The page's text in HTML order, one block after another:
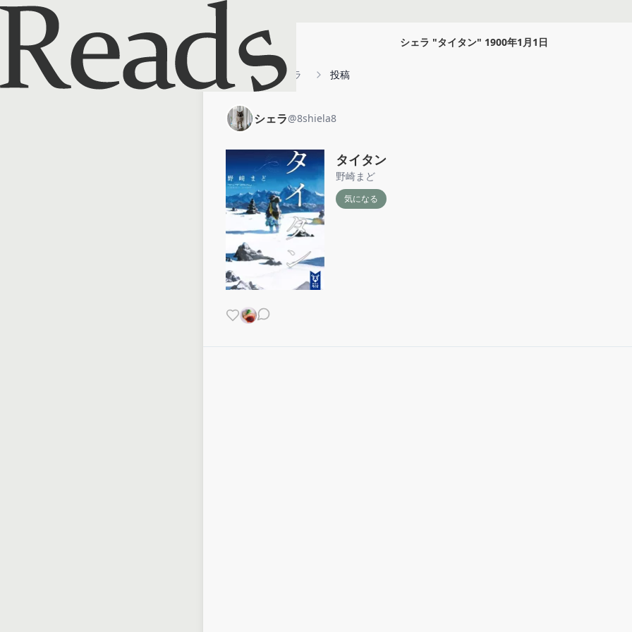
シェラ "タイタン" 1900年1月1日
シェラ 投稿
シェラ@8shiela8
タイタン
野崎まど
気になる